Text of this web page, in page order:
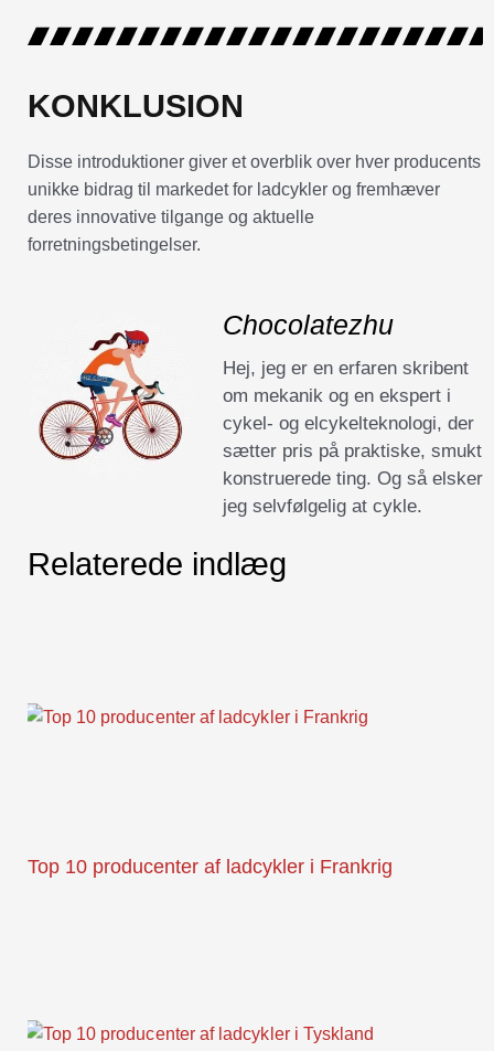
KONKLUSION
Disse introduktioner giver et overblik over hver producents
unikke bidrag til markedet for ladcykler og fremhæver
deres innovative tilgange og aktuelle
forretningsbetingelser.
Chocolatezhu
Hej, jeg er en erfaren skribent
om mekanik og en ekspert i
cykel- og elcykelteknologi, der
sætter pris på praktiske, smukt
konstruerede ting. Og så elsker
jeg selvfølgelig at cykle.
Relaterede indlæg
Top 10 producenter af ladcykler i Frankrig